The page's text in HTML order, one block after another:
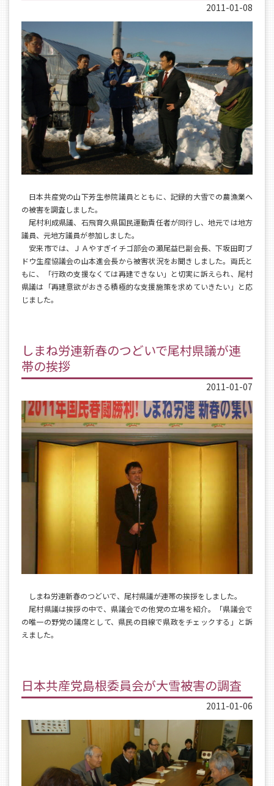
2011-01-08
日本共産党の山下芳生参院議員とともに、記録的大雪での農漁業へ
の被害を調査しました。
尾村利成県議、石飛育久県国民運動責任者が同行し、地元では地方
議員、元地方議員が参加しました。
安来市では、ＪＡやすぎイチゴ部会の瀬尾益巳副会長、下坂田町ブ
ドウ生産協議会の山本進会長から被害状況をお聞きしました。両氏と
もに、「行政の支援なくては再建できない」と切実に訴えられ、尾村
県議は「再建意欲がおきる積極的な支援施策を求めていきたい」と応
じました。
しまね労連新春のつどいで尾村県議が連
帯の挨拶
2011-01-07
しまね労連新春のつどいで、尾村県議が連帯の挨拶をしました。
尾村県議は挨拶の中で、県議会での他党の立場を紹介。「県議会で
の唯一の野党の議席として、県民の目線で県政をチェックする」と訴
えました。
日本共産党島根委員会が大雪被害の調査
2011-01-06